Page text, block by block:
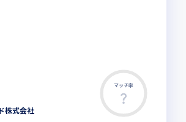
マッチ率
株式会社